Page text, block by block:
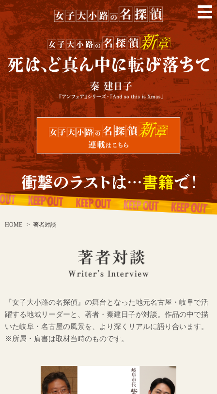
HOME > 著者対談
『女子大小路の名探偵』の舞台となった地元名古屋・岐阜で活
躍する地域リーダーと、著者・秦建日子が対談。作品の中で描
いた岐阜・名古屋の風景を、より深くリアルに語り合います。
※所属・肩書は取材当時のものです。